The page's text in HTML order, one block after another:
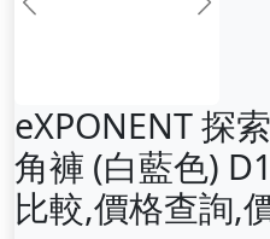
前一张 下一张
eXPONENT 探
角褲 (白藍色)
比較,價格查詢,